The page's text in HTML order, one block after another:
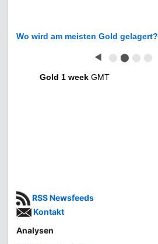
Wo wird am meisten Gold gelagert?
◀ ⬤ ⬤ ⬤ ⬤
Gold 1 week GMT
RSS Newsfeeds
Kontakt
Analysen